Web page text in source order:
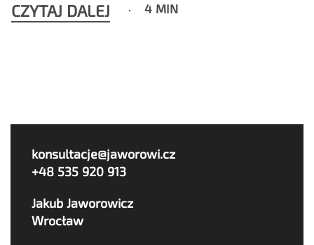
CZYTAJ DALEJ 4 MIN
konsultacje@jaworowi.cz
+48 535 920 913
Jakub Jaworowicz
Wrocław